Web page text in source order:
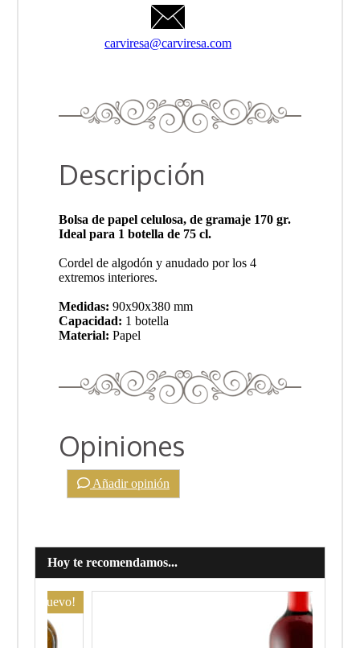
carviresa@carviresa.com
Descripción
Bolsa de papel celulosa, de gramaje 170 gr.
Ideal para 1 botella de 75 cl.
Cordel de algodón y anudado por los 4
extremos interiores.
Medidas: 90x90x380 mm
Capacidad: 1 botella
Material: Papel
Opiniones
Añadir opinión
Hoy te recomendamos...